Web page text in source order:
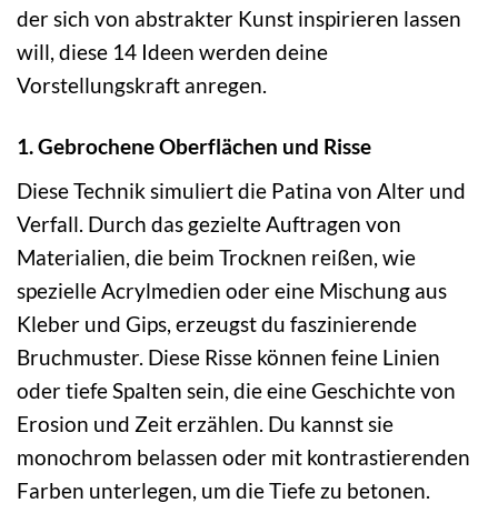
der sich von abstrakter Kunst inspirieren lassen
will, diese 14 Ideen werden deine
Vorstellungskraft anregen.
1. Gebrochene Oberflächen und Risse
Diese Technik simuliert die Patina von Alter und
Verfall. Durch das gezielte Auftragen von
Materialien, die beim Trocknen reißen, wie
spezielle Acrylmedien oder eine Mischung aus
Kleber und Gips, erzeugst du faszinierende
Bruchmuster. Diese Risse können feine Linien
oder tiefe Spalten sein, die eine Geschichte von
Erosion und Zeit erzählen. Du kannst sie
monochrom belassen oder mit kontrastierenden
Farben unterlegen, um die Tiefe zu betonen.